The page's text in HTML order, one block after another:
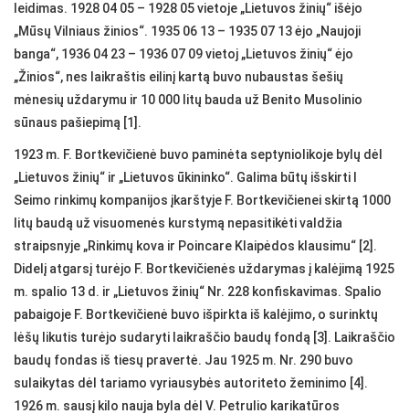
leidimas. 1928 04 05 – 1928 05 vietoje „Lietuvos žinių“ išėjo
„Mūsų Vilniaus žinios“. 1935 06 13 – 1935 07 13 ėjo „Naujoji
banga“, 1936 04 23 – 1936 07 09 vietoj „Lietuvos žinių“ ėjo
„Žinios“, nes laikraštis eilinį kartą buvo nubaustas šešių
mėnesių uždarymu ir 10 000 litų bauda už Benito Musolinio
sūnaus pašiepimą [1].
1923 m. F. Bortkevičienė buvo paminėta septyniolikoje bylų dėl
„Lietuvos žinių“ ir „Lietuvos ūkininko“. Galima būtų išskirti I
Seimo rinkimų kompanijos įkarštyje F. Bortkevičienei skirtą 1000
litų baudą už visuomenės kurstymą nepasitikėti valdžia
straipsnyje „Rinkimų kova ir Poincare Klaipėdos klausimu“ [2].
Didelį atgarsį turėjo F. Bortkevičienės uždarymas į kalėjimą 1925
m. spalio 13 d. ir „Lietuvos žinių“ Nr. 228 konfiskavimas. Spalio
pabaigoje F. Bortkevičienė buvo išpirkta iš kalėjimo, o surinktų
lėšų likutis turėjo sudaryti laikraščio baudų fondą [3]. Laikraščio
baudų fondas iš tiesų pravertė. Jau 1925 m. Nr. 290 buvo
sulaikytas dėl tariamo vyriausybės autoriteto žeminimo [4].
1926 m. sausį kilo nauja byla dėl V. Petrulio karikatūros